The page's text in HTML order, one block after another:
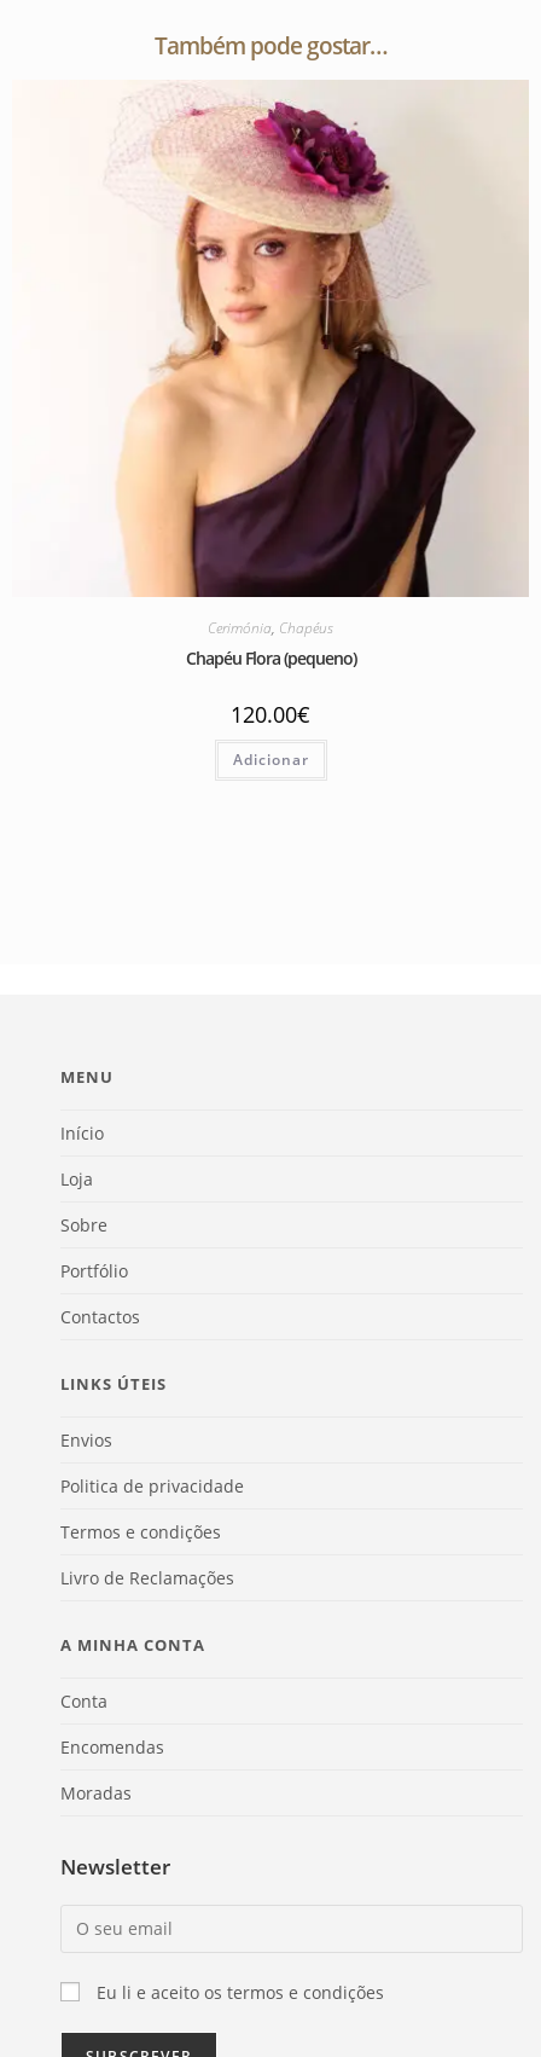
Também pode gostar…
Cerimónia, Chapéus
Chapéu Flora (pequeno)
120.00€
Adicionar
MENU
Início
Loja
Sobre
Portfólio
Contactos
LINKS ÚTEIS
Envios
Politica de privacidade
Termos e condições
Livro de Reclamações
A MINHA CONTA
Conta
Encomendas
Moradas
Newsletter
Eu li e aceito os termos e condições